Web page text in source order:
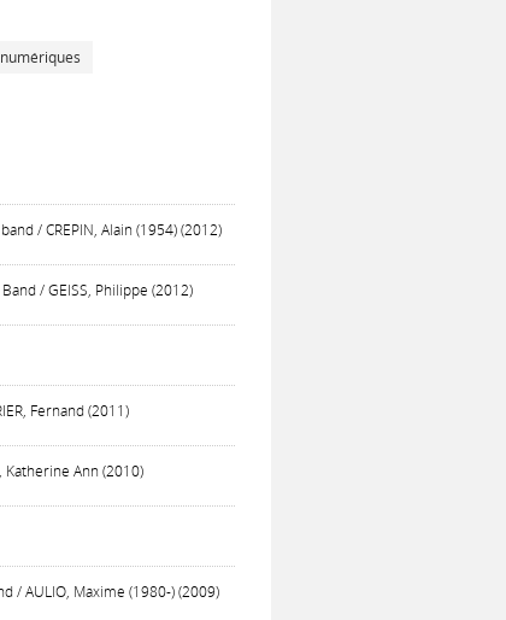
/ CREPIN, Alain (1954) (2012)
/ GEISS, Philippe (2012)
Fernand (2011)
Ann (2010)
/ AULIO, Maxime (1980-) (2009)